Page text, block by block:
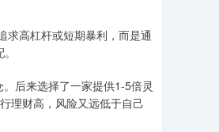
求高杠杆或短期暴利，而是通
后来选择了一家提供1-5倍灵
理财高，风险又远低于自己